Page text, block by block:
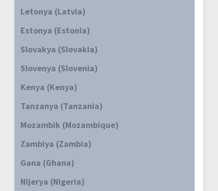
Letonya (Latvia)
Estonya (Estonia)
Slovakya (Slovakia)
Slovenya (Slovenia)
Kenya (Kenya)
Tanzanya (Tanzania)
Mozambik (Mozambique)
Zambiya (Zambia)
Gana (Ghana)
Nijerya (Nigeria)